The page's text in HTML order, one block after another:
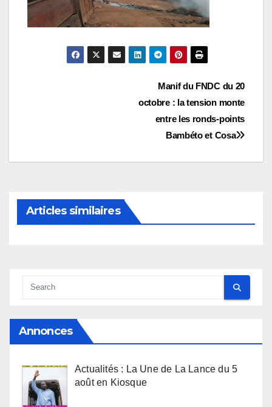
Manif du FNDC du 20
octobre : la tension monte
entre les ronds-points
Bambéto et Cosa
Articles similaires
Annonces
Actualités : La Une de La Lance du 5
août en Kiosque